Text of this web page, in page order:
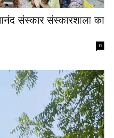
संस्कार संस्कारशाला का
0